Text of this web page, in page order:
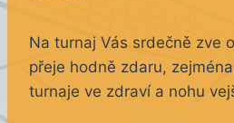
Na turnaj Vás srdečně zve
přeje hodně zdaru,
turnaje ve zdraví a nohu